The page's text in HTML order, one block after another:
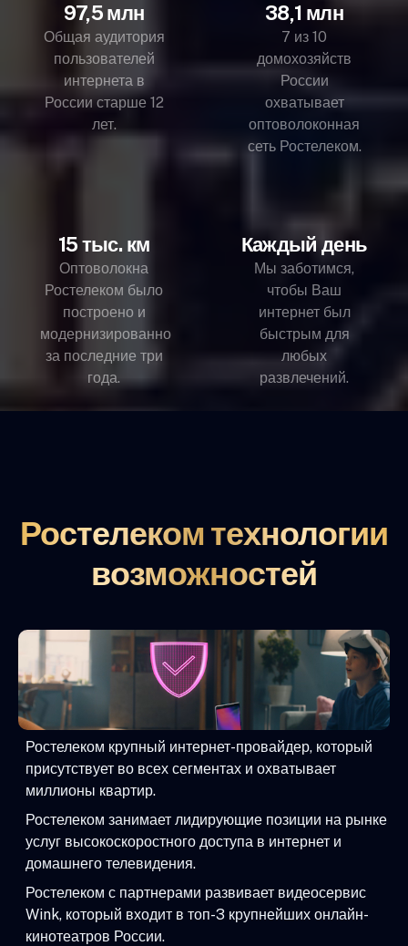
97,5 млн
Общая аудитория
пользователей
интернета в
России старше 12
лет.
38,1 млн
7 из 10
домохозяйств
России
охватывает
оптоволоконная
сеть Ростелеком.
15 тыс. км
Оптоволокна
Ростелеком было
построено и
модернизированно
за последние три
года.
Каждый день
Мы заботимся,
чтобы Ваш
интернет был
быстрым для
любых
развлечений.
Ростелеком технологии
возможностей
Ростелеком крупный интернет-провайдер, который
присутствует во всех сегментах и охватывает
миллионы квартир.
Ростелеком занимает лидирующие позиции на рынке
услуг высокоскоростного доступа в интернет и
домашнего телевидения.
Ростелеком с партнерами развивает видеосервис
Wink, который входит в топ-3 крупнейших онлайн-
кинотеатров России.